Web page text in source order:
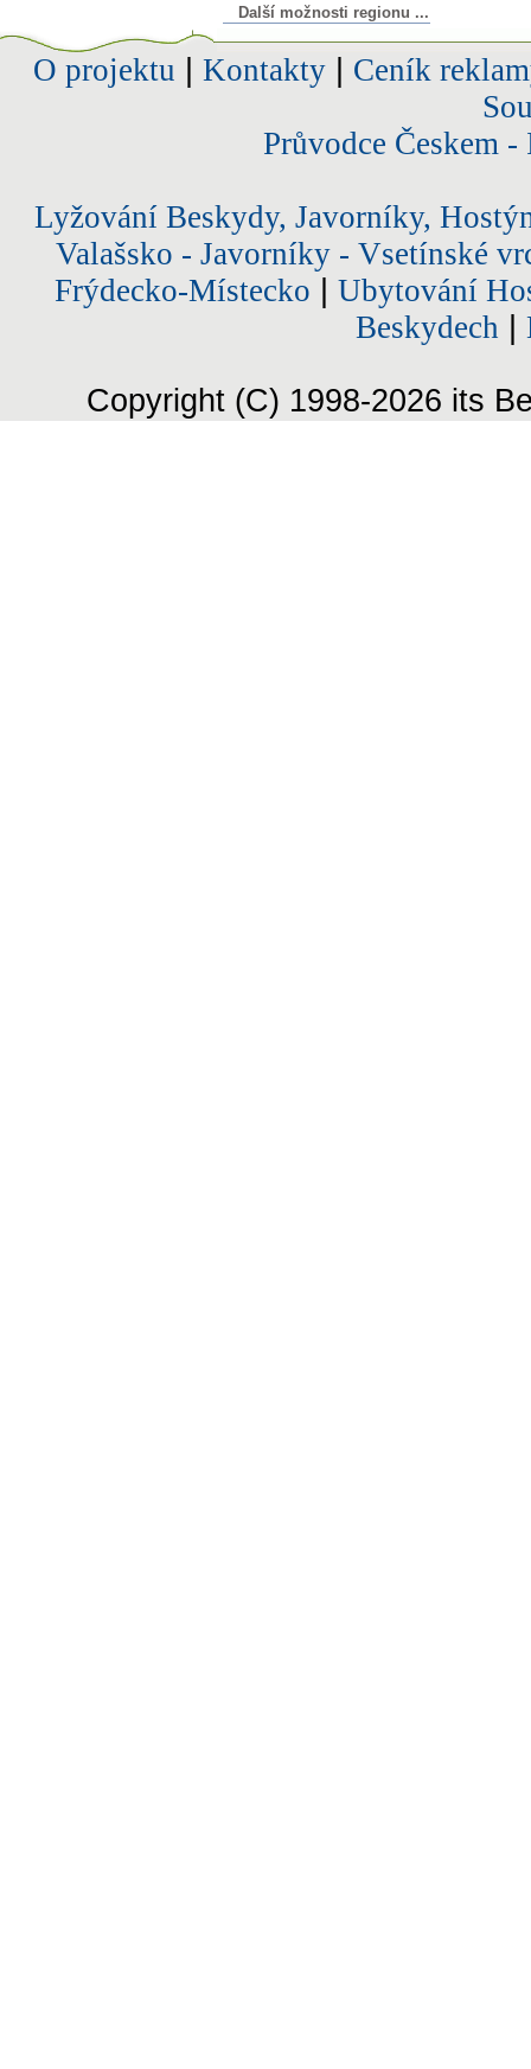
Další možnosti regionu ...
O projektu Kontakty| Ceník
Průvodce Českem
Lyžování Beskydy, Javorníky,
Valašsko - Javorníky - Vsetínské
Frýdecko-Místecko
Ubytování
Beskydech
Copyright (C) 1998-2026 its